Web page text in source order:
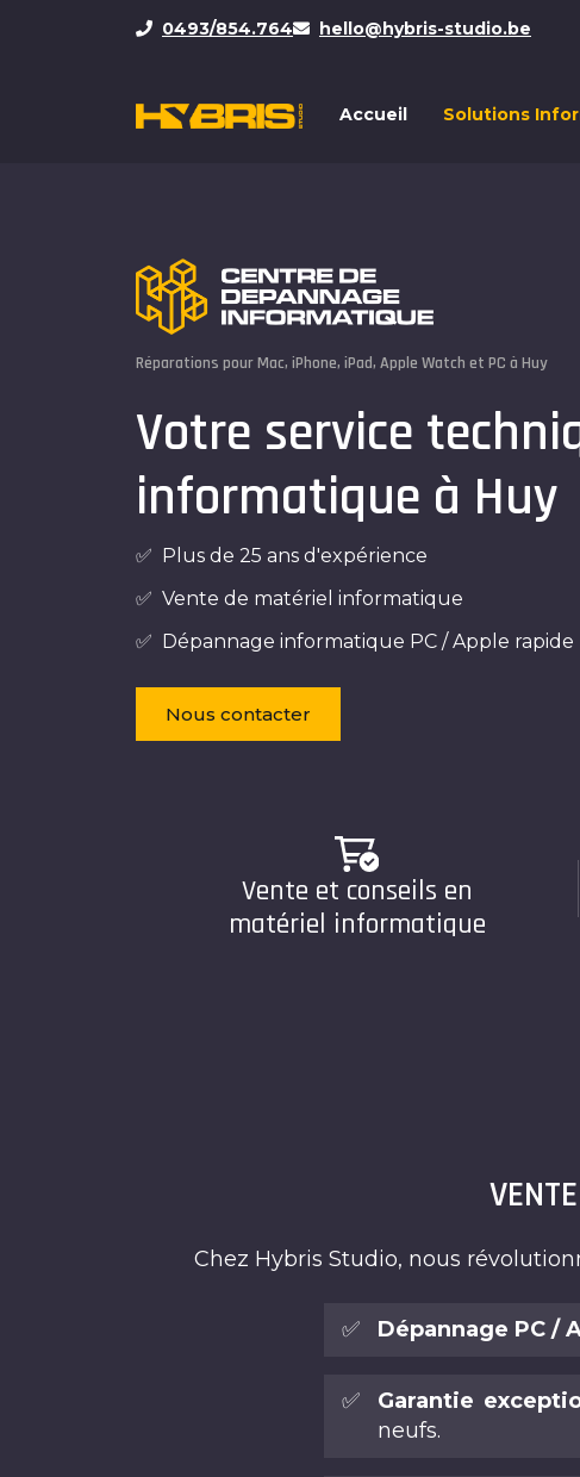
0493/854.764 hello@hybris-studio.be
Accueil Solutions
Réparations pour Mac, iPhone, iPad, Apple Watch et PC à Huy
Votre service
informatique à Huy
✅ Plus de 25 ans d'expérience
✅ Vente de matériel informatique
✅ Dépannage informatique PC / Apple rapide
Nous contacter
Vente et conseils en
matériel informatique
Chez Hybris Studio, nous
✅ Dépannage PC /
✅ Garantie
neufs.